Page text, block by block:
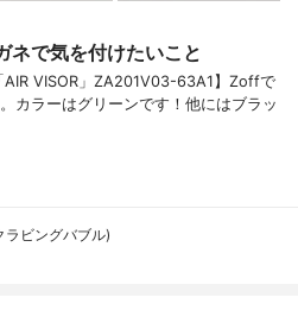
ネで気を付けたいこと
AIR VISOR」ZA201V03-63A1】Zoffで
カラーはグリーンです！他にはブラッ
ビングバブル)